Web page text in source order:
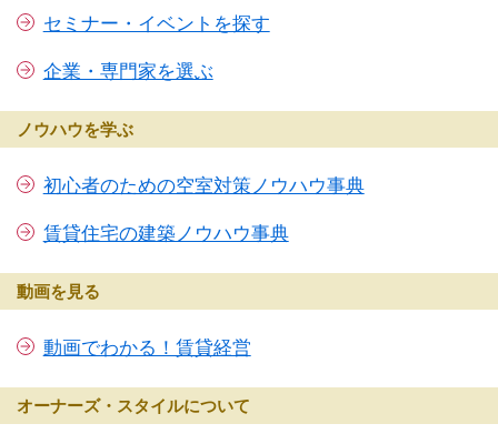
セミナー・イベントを探す
企業・専門家を選ぶ
ノウハウを学ぶ
初心者のための空室対策ノウハウ事典
賃貸住宅の建築ノウハウ事典
動画を見る
動画でわかる！賃貸経営
オーナーズ・スタイルについて